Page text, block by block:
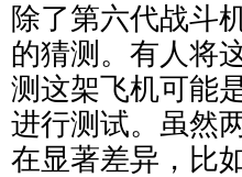
除了第六代战斗
的猜测。有人将
测这架飞机可能
进行测试。虽然
在显著差异，比